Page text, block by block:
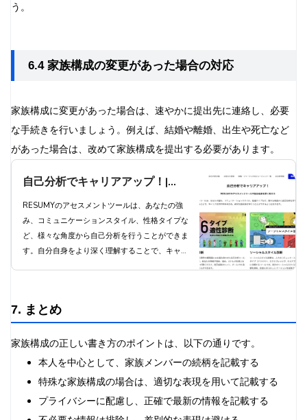
う。
6.4 家族構成の変更があった場合の対応
家族構成に変更があった場合は、速やかに提出先に連絡し、必要
な手続きを行いましょう。例えば、結婚や離婚、出生や死亡など
があった場合は、改めて家族構成を提出する必要があります。
自己分析でキャリアアップ！|
RESUMYのアセスメントツールで
自分自身を深く知ろう
RESUMYのアセスメントツールは、あなたの強
み、コミュニケーションスタイル、性格タイプな
ど、様々な角度から自己分析を行うことができま
す。自分自身をより深く理解することで、キャリ
7. まとめ
家族構成の正しい書き方のポイントは、以下の通りです。
本人を中心として、家族メンバーの続柄を記載する
特殊な家族構成の場合は、適切な表現を用いて記載する
プライバシーに配慮し、正確で最新の情報を記載する